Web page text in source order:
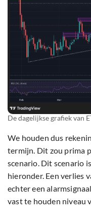
De dagelijkse grafiek van
We houden dus
termijn. Dit zou prima
scenario. Dit scenario
hieronder. Een verlies
echter een
vast te houden niveau